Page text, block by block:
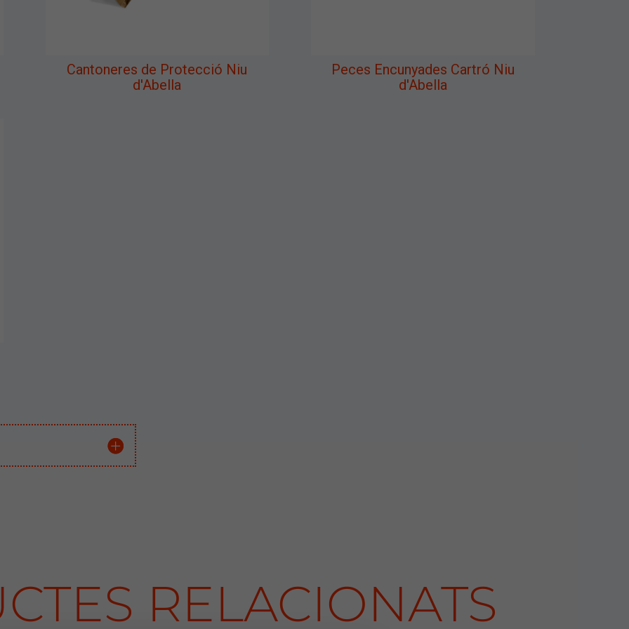
Cantoneres de Protecció Niu
d'Abella
Peces Encunyades Cartró Niu
d'Abella
RELACIONATS